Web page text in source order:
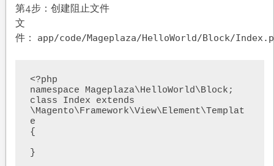
第4步：创建阻止文件
文
件： app/code/Mageplaza/HelloWorld/Block/
<?php
namespace Mageplaza\HelloWorld\Block;
class Index extends
\Magento\Framework\View\Element\Templat
e
{
}